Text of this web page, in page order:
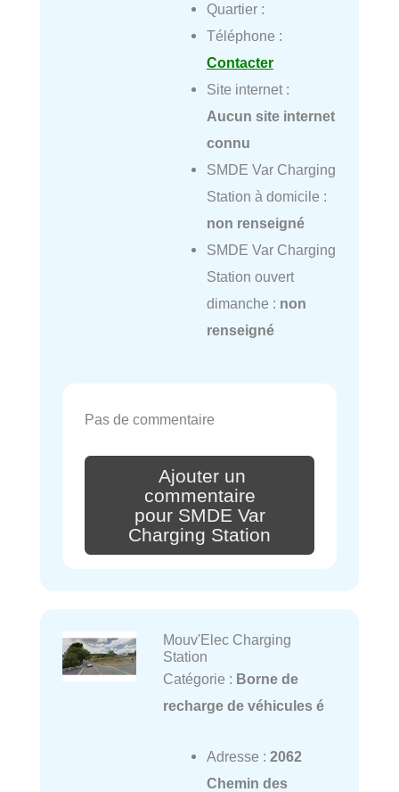
Quartier :
Téléphone :
Contacter
Site internet :
Aucun site internet
connu
SMDE Var Charging
Station à domicile :
non renseigné
SMDE Var Charging
Station ouvert
dimanche : non
renseigné
Pas de commentaire
Ajouter un
commentaire
pour SMDE Var
Charging Station
Mouv'Elec Charging
Station
Catégorie : Borne de
recharge de véhicules é
Adresse : 2062
Chemin des